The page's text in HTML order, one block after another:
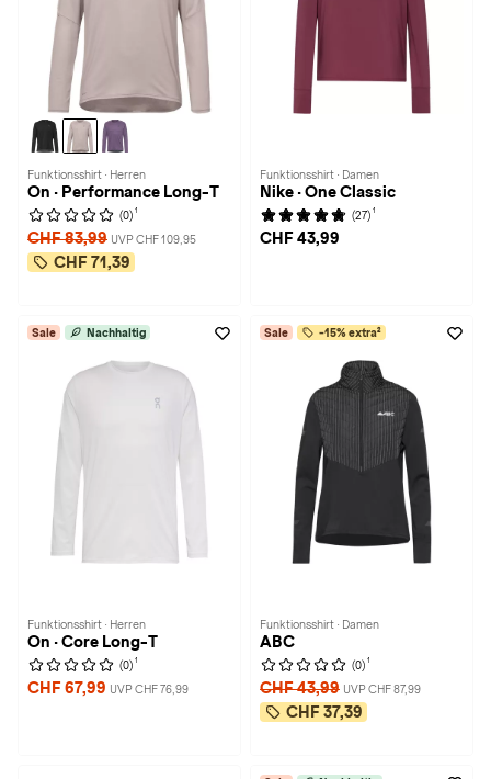
Funktionsshirt · Herren
On · Performance Long-T
(0) 1
CHF 83,99 UVP CHF 109,95
CHF 71,39
Funktionsshirt · Damen
Nike · One Classic
(27) 1
CHF 43,99
Sale Nachhaltig
Funktionsshirt · Herren
On · Core Long-T
(0) 1
CHF 67,99 UVP CHF 76,99
Sale -15% extra²
Funktionsshirt · Damen
ABC
(0) 1
CHF 43,99 UVP CHF 87,99
CHF 37,39